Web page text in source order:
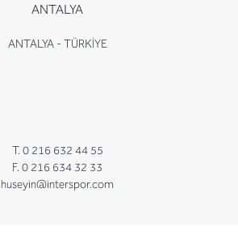
ANTALYA
ANTALYA - TÜRKİYE
T. 0 216 632 44 55
F. 0 216 634 32 33
huseyin@interspor.com